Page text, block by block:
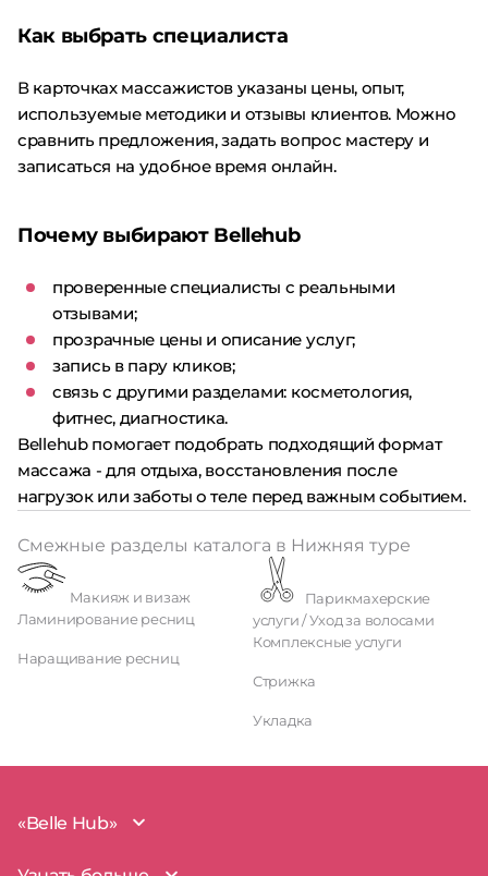
Как выбрать специалиста
В карточках массажистов указаны цены, опыт,
используемые методики и отзывы клиентов. Можно
сравнить предложения, задать вопрос мастеру и
записаться на удобное время онлайн.
Почему выбирают Bellehub
проверенные специалисты с реальными
отзывами;
прозрачные цены и описание услуг;
запись в пару кликов;
связь с другими разделами: косметология,
фитнес, диагностика.
Bellehub помогает подобрать подходящий формат
массажа - для отдыха, восстановления после
нагрузок или заботы о теле перед важным событием.
Смежные разделы каталога в Нижняя туре
Макияж и визаж
Ламинирование ресниц
Наращивание ресниц
услуги / Уход за волосами
Комплексные услуги
Стрижка
Укладка
«Belle Hub»